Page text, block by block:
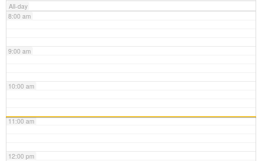
All-day
8:00 am
9:00 am
10:00 am
11:00 am
12:00 pm